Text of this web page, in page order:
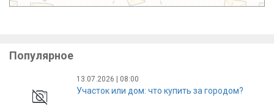
Популярное
13.07.2026 | 08:00
Участок или дом: что купить за городом?